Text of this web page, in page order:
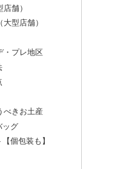
舗）
型店舗）
・プレ地区
べきお土産
ッグ
個包装も】